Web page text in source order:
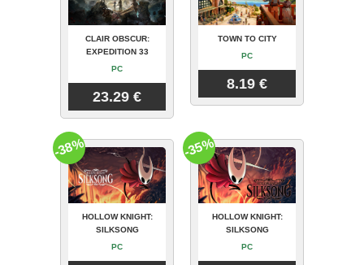
CLAIR OBSCUR:
EXPEDITION 33
PC
23.29 €
TOWN TO CITY
PC
8.19 €
HOLLOW KNIGHT:
SILKSONG
PC
-38%
HOLLOW KNIGHT:
SILKSONG
PC
-35%